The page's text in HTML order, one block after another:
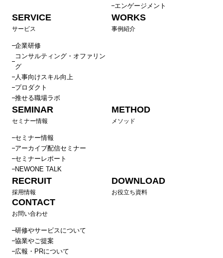
エンゲージメント
SERVICE
サービス
企業研修
コンサルティング・オファリン
グ
人事向けスキル向上
プロダクト
推せる職場ラボ
WORKS
事例紹介
SEMINAR
セミナー情報
セミナー情報
アーカイブ配信セミナー
セミナーレポート
NEWONE TALK
METHOD
メソッド
RECRUIT
採用情報
DOWNLOAD
お役立ち資料
CONTACT
お問い合わせ
研修やサービスについて
協業やご提案
広報・PRについて